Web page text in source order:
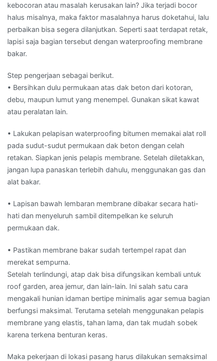
kebocoran atau masalah kerusakan lain? Jika terjadi bocor
halus misalnya, maka faktor masalahnya harus doketahui, lalu
perbaikan bisa segera dilanjutkan. Seperti saat terdapat retak,
lapisi saja bagian tersebut dengan waterproofing membrane
bakar.
Step pengerjaan sebagai berikut.
• Bersihkan dulu permukaan atas dak beton dari kotoran,
debu, maupun lumut yang menempel. Gunakan sikat kawat
atau peralatan lain.
• Lakukan pelapisan waterproofing bitumen memakai alat roll
pada sudut-sudut permukaan dak beton dengan celah
retakan. Siapkan jenis pelapis membrane. Setelah diletakkan,
jangan lupa panaskan terlebih dahulu, menggunakan gas dan
alat bakar.
• Lapisan bawah lembaran membrane dibakar secara hati-
hati dan menyeluruh sambil ditempelkan ke seluruh
permukaan dak.
• Pastikan membrane bakar sudah tertempel rapat dan
merekat sempurna.
Setelah terlindungi, atap dak bisa difungsikan kembali untuk
roof garden, area jemur, dan lain-lain. Ini salah satu cara
mengakali hunian idaman bertipe minimalis agar semua bagian
berfungsi maksimal. Terutama setelah menggunakan pelapis
membrane yang elastis, tahan lama, dan tak mudah sobek
karena terkena benturan keras.
Maka pekerjaan di lokasi pasang harus dilakukan semaksimal